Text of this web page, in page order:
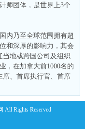
师团体，是世界上3个
内乃至全球范围拥有超
和深厚的影响力，其会
当地或跨国公司及组织
，在加拿大前1000名的
席、首席执行官、首席
All Rights Reserved